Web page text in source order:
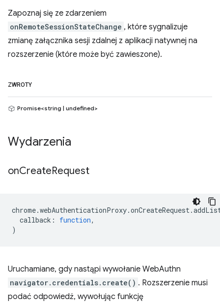
Zapoznaj się ze zdarzeniem
onRemoteSessionStateChange , które sygnalizuje
zmianę załącznika sesji zdalnej z aplikacji natywnej na
rozszerzenie (które może być zawieszone).
ZWROTY
Promise<string | undefined>
Wydarzenia
onCreateRequest
chrome.webAuthenticationProxy.onCreateRequest.
callback : function,
)
Uruchamiane, gdy nastąpi wywołanie WebAuthn
navigator.credentials.create() . Rozszerzenie musi
podać odpowiedź, wywołując funkcję